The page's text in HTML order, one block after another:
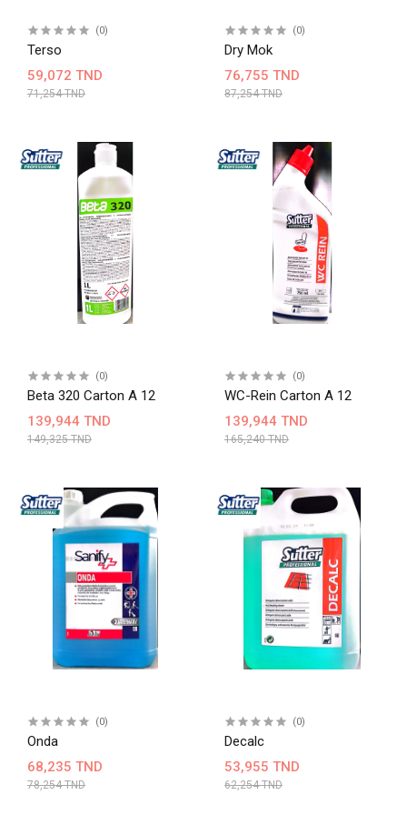
(0)
Terso
59,072 TND
71,254 TND
(0)
Dry Mok
76,755 TND
87,254 TND
(0)
Beta 320 Carton A 12
139,944 TND
149,325 TND
(0)
WC-Rein Carton A 12
139,944 TND
165,240 TND
(0)
Onda
68,235 TND
78,254 TND
(0)
Decalc
53,955 TND
62,254 TND